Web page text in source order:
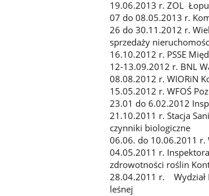
19.06.2013 r. ZOL
07 do 08.05.2013 r.
26 do 30.11.2012 r.
sprzedaży
16.10.2012 r. PSSE
12-13.09.2012 r. BNL
08.08.2012 r. WIORiN
15.05.2012 r. WFOŚ
23.01 do 6.02.2012
21.10.2011 r. Stacja
czynniki biologiczne
06.06. do 10.06.2011 r.
04.05.2011 r.
zdrowotności roślin
28.04.2011 r. Wydział
leśnej